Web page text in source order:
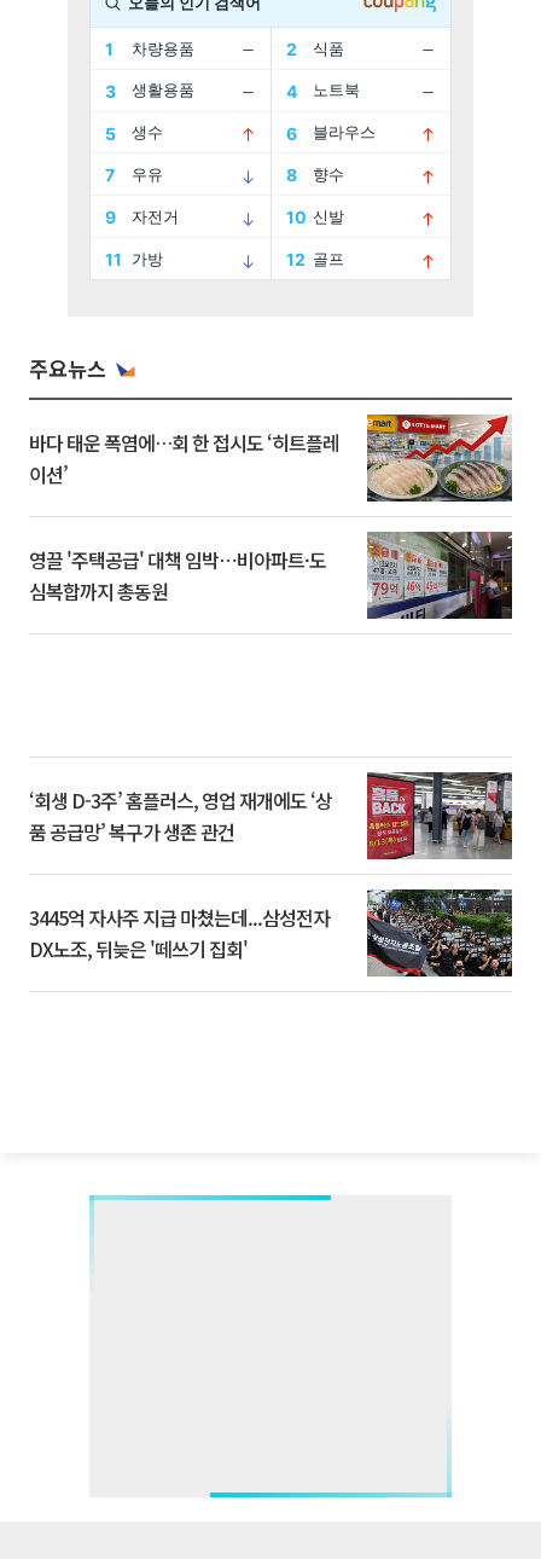
주요뉴스
바다 태운 폭염에…회 한 접시도 ‘히트플레
이션’
영끌 '주택공급' 대책 임박⋯비아파트·도
심복합까지 총동원
‘회생 D-3주’ 홈플러스, 영업 재개에도 ‘상
품 공급망’ 복구가 생존 관건
3445억 자사주 지급 마쳤는데...삼성전자
DX노조, 뒤늦은 '떼쓰기 집회'